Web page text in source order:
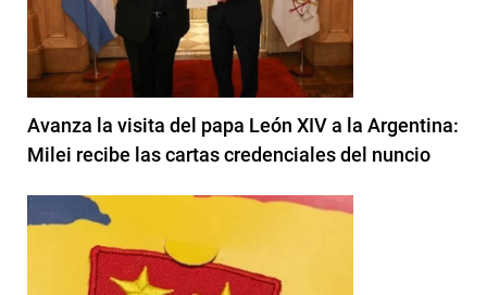
Avanza la visita del papa León XIV a la Argentina:
Milei recibe las cartas credenciales del nuncio